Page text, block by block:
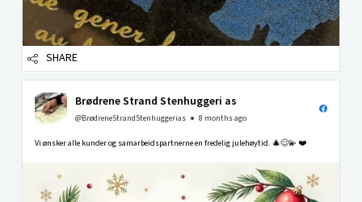
SHARE
Brødrene Strand Stenhuggeri as
@BrødreneStrandStenhuggerias 8 months ago
Vi ønsker alle kunder og samarbeidspartnerne en fredelig julehøytid. 🎄😊💫 ❤️